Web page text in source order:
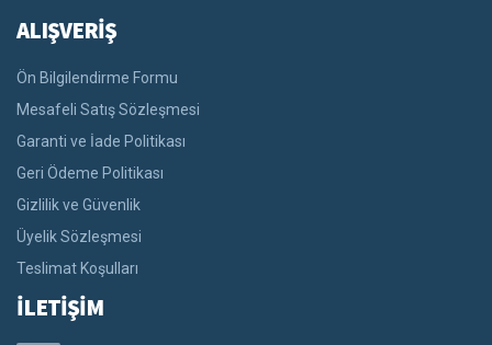
ALIŞVERİŞ
Ön Bilgilendirme Formu
Mesafeli Satış Sözleşmesi
Garanti ve İade Politikası
Geri Ödeme Politikası
Gizlilik ve Güvenlik
Üyelik Sözleşmesi
Teslimat Koşulları
İLETİŞİM